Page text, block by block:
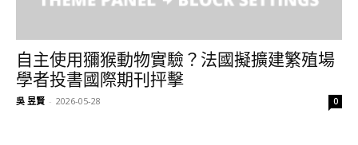
自主使用獼猴動物實驗？法國擬擴建繁殖場
學者投書國際期刊抨擊
吳 昱賢 - 2026-05-28 0